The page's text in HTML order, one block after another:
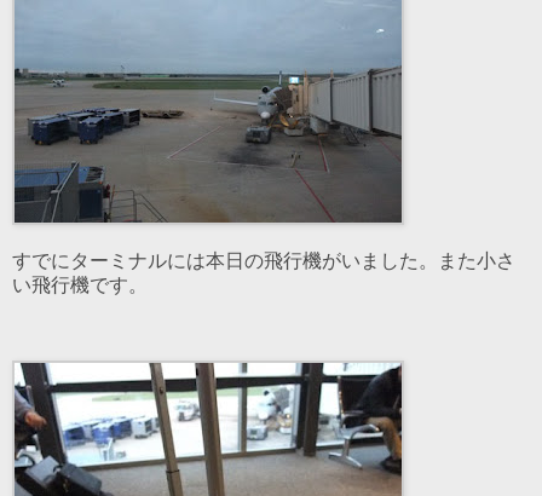
すでにターミナルには本日の飛行機がいました。また小さ
い飛行機です。